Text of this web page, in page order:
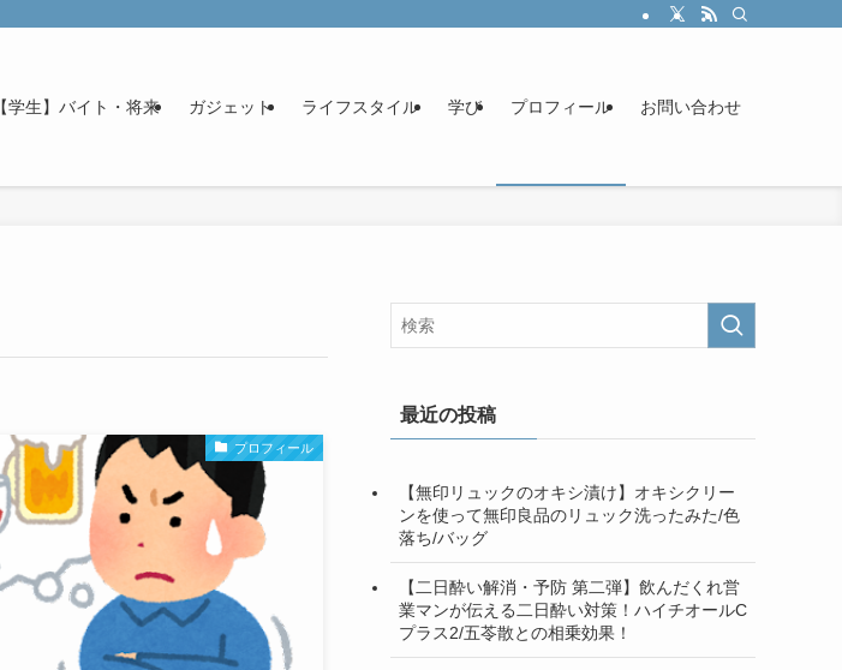
【学生】バイト・将来 ガジェット ライフスタイル 学び プロフィール お問い合わせ
プロフィール
最近の投稿
【無印リュックのオキシ漬け】オキシクリー
ンを使って無印良品のリュック洗ったみた/色
落ち/バッグ
【二日酔い解消・予防 第二弾】飲んだくれ営
業マンが伝える二日酔い対策！ハイチオールC
プラス2/五苓散との相乗効果！